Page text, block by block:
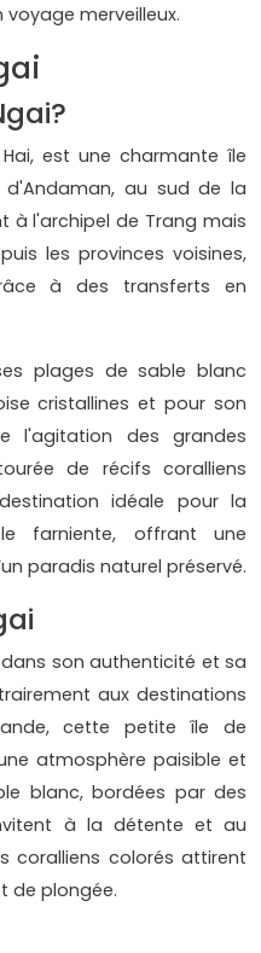
voyage merveilleux.
est une charmante île
au sud de la
à l'archipel de Trang mais
les provinces voisines,
à des transferts en
plages de sable blanc
cristallines et pour son
l'agitation des grandes
de récifs coralliens
idéale pour la
farniente, offrant une
paradis naturel préservé.
son authenticité et sa
aux destinations
cette petite île de
atmosphère paisible et
blanc, bordées par des
à la détente et au
coralliens colorés attirent
de plongée.